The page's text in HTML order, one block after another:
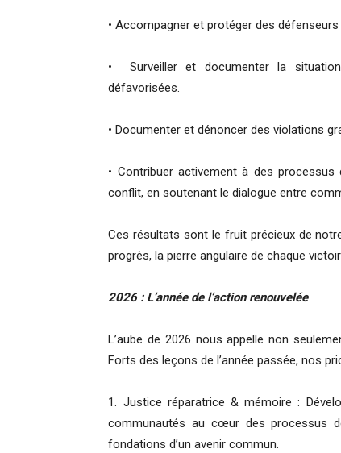
• Accompagner et protéger des
• Surveiller et documenter la
défavorisées.
• Documenter et dénoncer des violations
• Contribuer activement à des
conflit, en soutenant le dialogue entre
Ces résultats sont le fruit précieux de
progrès, la pierre angulaire de chaque
2026 : L’année de l’action renouvelée
L’aube de 2026 nous appelle non
Forts des leçons de l’année passée, nos
1. Justice réparatrice & mémoire :
communautés au cœur des processus
fondations d’un avenir commun.